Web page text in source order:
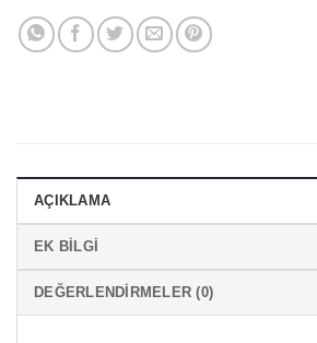
AÇIKLAMA
EK BILGI
DEĞERLENDIRMELER (0)